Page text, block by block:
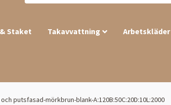
Staket Takavvattning Arbetskläder
putsfasad-mörkbrun-blank-A:120B:50C:20D:10L:2000